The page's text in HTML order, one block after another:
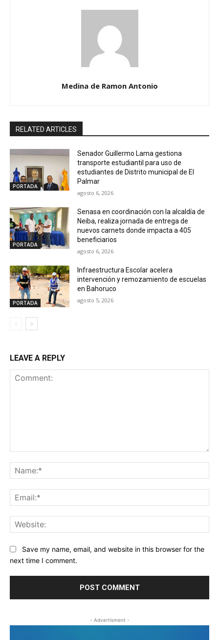
Medina de Ramon Antonio
RELATED ARTICLES
PORTADA
Senador Guillermo Lama gestiona
transporte estudiantil para uso de
estudiantes de Distrito municipal de El
Palmar
agosto 6, 2026
PORTADA
Senasa en coordinación con la alcaldía de
Neiba, realiza jornada de entrega de
nuevos carnets donde impacta a 405
beneficiarios
agosto 6, 2026
PORTADA
Infraestructura Escolar acelera
intervención y remozamiento de escuelas
en Bahoruco
agosto 5, 2026
LEAVE A REPLY
Save my name, email, and website in this browser for the
next time I comment.
- Advertisment -